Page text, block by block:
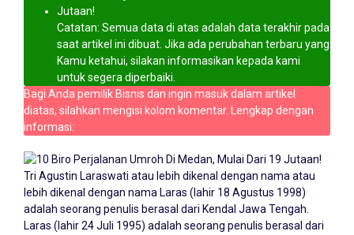
Catatan: Semua data di atas adalah data terakhir pada
saat artikel ini dibuat. Jika ada perubahan terbaru yang
Kamu ketahui, silakan informasikan kepada kami
untuk segera diperbaiki.
Bagi Anda pemilik Bisnis dan ingin masuk dalam artikel
diatas, silahkan mengisi kolom komentar. Lengkap dengan
informasi:
Tri Agustin Laraswati atau lebih dikenal dengan nama atau
lebih dikenal dengan nama Laras (lahir 18 Agustus 1998)
adalah seorang penulis berasal dari Kendal Jawa Tengah.
Laras (lahir 24 Juli 1995) adalah seorang penulis berasal dari